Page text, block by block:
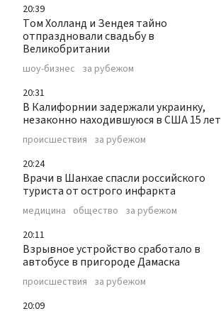
20:39
Том Холланд и Зендея тайно
отпраздновали свадьбу в
Великобритании
шоу-бизнес за рубежом
20:31
В Калифорнии задержали украинку,
незаконно находившуюся в США 15 лет
происшествия за рубежом
20:24
Врачи в Шанхае спасли российского
туриста от острого инфаркта
медицина общество за рубежом
20:11
Взрывное устройство сработало в
автобусе в пригороде Дамаска
происшествия за рубежом
20:09